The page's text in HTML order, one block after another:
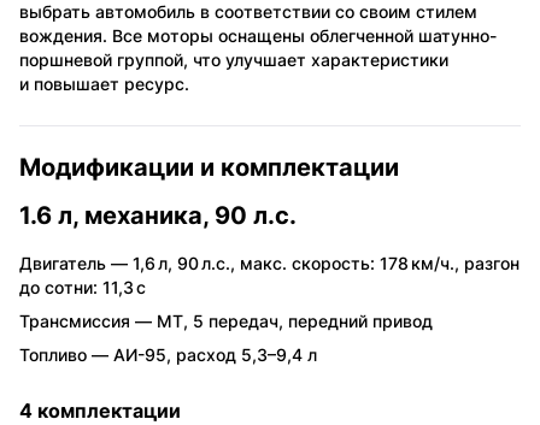
выбрать автомобиль в соответствии со своим стилем
вождения. Все моторы оснащены облегченной шатунно-
поршневой группой, что улучшает характеристики
и повышает ресурс.
Модификации и комплектации
1.6 л, механика, 90 л.с.
Двигатель — 1,6 л, 90 л.с., макс. скорость: 178 км/ч., разгон
до сотни: 11,3 с
Трансмиссия — MT, 5 передач, передний привод
Топливо — АИ-95, расход 5,3–9,4 л
4 комплектации